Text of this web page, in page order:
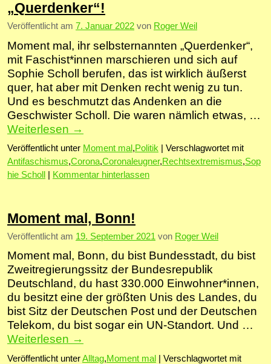
„Querdenker“!
Veröffentlicht am 7. Januar 2022 von Roger Weil
Moment mal, ihr selbsternannten „Querdenker“,
mit Faschist*innen marschieren und sich auf
Sophie Scholl berufen, das ist wirklich äußerst
quer, hat aber mit Denken recht wenig zu tun.
Und es beschmutzt das Andenken an die
Geschwister Scholl. Die waren nämlich etwas, …
Weiterlesen →
Veröffentlicht unter Moment mal ,Politik
Verschlagwortet mit
Antifaschismus,Corona,Coronaleugner,Rechtsextremismus,Sop
hie Scholl
Kommentar hinterlassen
Moment mal, Bonn!
Veröffentlicht am 19. September 2021 von Roger Weil
Moment mal, Bonn, du bist Bundesstadt, du bist
Zweitregierungssitz der Bundesrepublik
Deutschland, du hast 330.000 Einwohner*innen,
du besitzt eine der größten Unis des Landes, du
bist Sitz der Deutschen Post und der Deutschen
Telekom, du bist sogar ein UN-Standort. Und …
Weiterlesen →
Veröffentlicht unterAlltag,Moment mal
Verschlagwortet mit